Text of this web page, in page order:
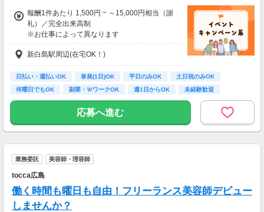
報酬1件あたり 1,500円 ~ ～15,000円相当（謝
礼）／完全出来高制
※お仕事によって異なります
※アンケート回答後、内容確認・承認を経て謝
礼をお支払いします
【お仕事の一例】
◆ 美容サプリのお試しモニター
キレイになりながらポイントがもらえる、人気
のモニターです！
・所要時間：10～20分
・謝礼金 ：500PT（1P＝1円）＋商品提供あ
◆ コスメのお試しモニター
新白島駅周辺(在宅OK！)
日払い・週払いOK 単発(1日)OK 平日のみOK
土日祝のみOK
何曜日でもOK
副業・ＷワークOK 週1日からOK
未経験歓迎
大学生歓迎
応募へ進む
業務委託 美容師・理容師
tocca広島
働く時間も曜日も自由！フリーランス美容師デビュー
しませんか？